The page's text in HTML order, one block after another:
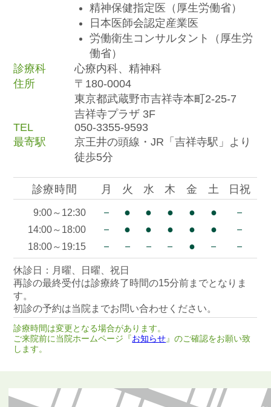
精神保健指定医（厚生労働省）
日本医師会認定産業医
労働衛生コンサルタント（厚生労
働省）
診療科
心療内科、精神科
住所
〒180-0004
東京都武蔵野市吉祥寺本町2-25-7
吉祥寺プラザ 3F
TEL
050-3355-9593
最寄駅
京王井の頭線・JR「吉祥寺駅」より
徒歩5分
休診日：月曜、日曜、祝日
再診の最終受付は診療終了時間の15分前までとなりま
す。
初診の予約は当院までお問い合わせください。
診療時間 月 火 水 木 金 土 日祝
9:00～12:30 － ● ● ● ● ● －
14:00～18:00 － ● ● ● ● ● －
18:00～19:15 － － － － ● － －
診療時間は変更となる場合があります。
ご来院前に当院ホームページ『お知らせ 』のご確認をお願い致
します。